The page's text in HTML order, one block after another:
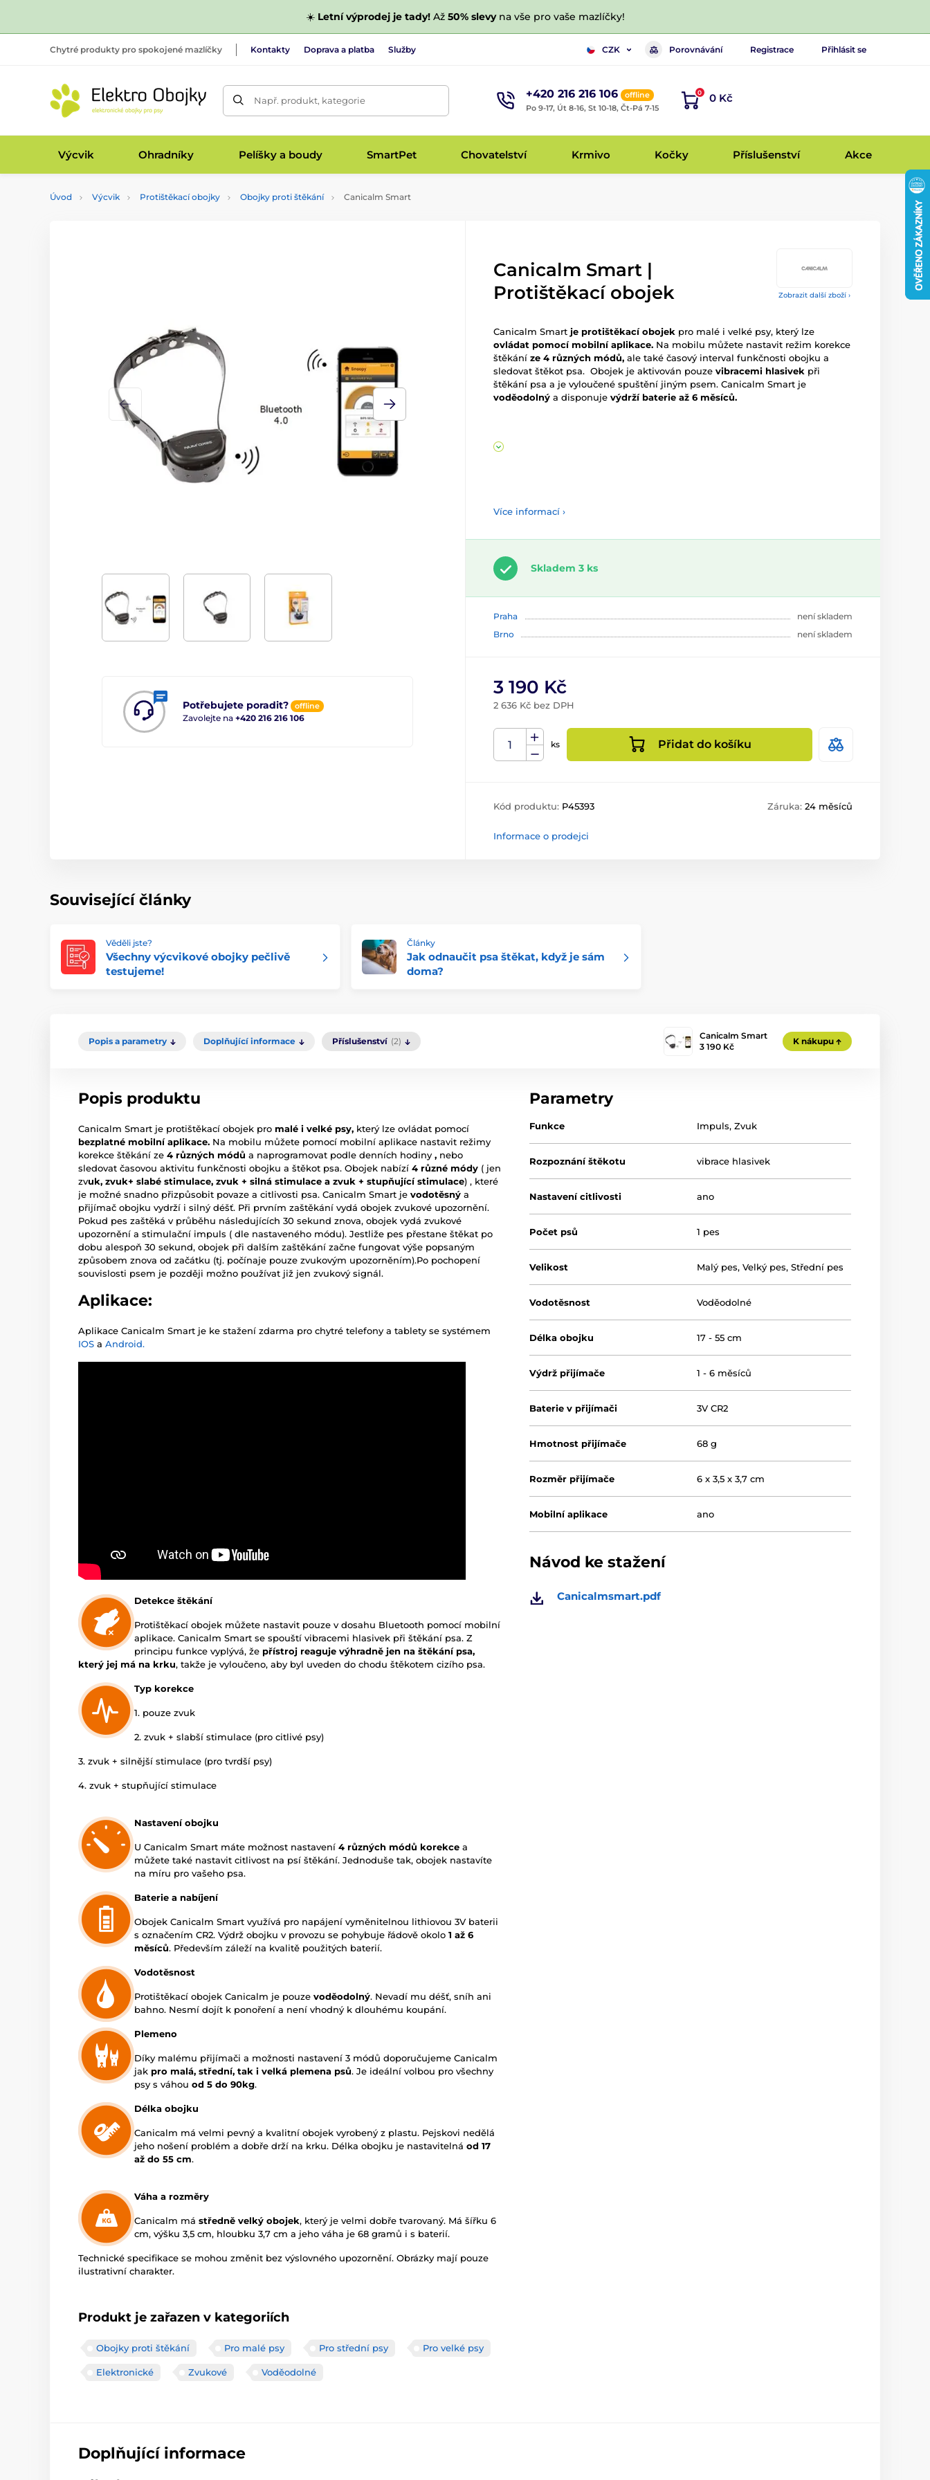
☀️ Letní výprodej je tady!Až 50% slevyna vše pro vaše mazlíčky!
Chytré produkty pro spokojené mazlíčky Kontakty Doprava a platba Služby CZK Porovnávání Registrace Přihlásit se
Např. produkt, kategorie +420 216 216 106
offline
Po 9-17, Út 8-16, St 10-18, Čt-Pá 7-15
0 0 Kč
Výcvik Ohradníky Pelíšky a boudy SmartPet Chovatelství Krmivo Kočky Příslušenství Akce
Úvod Výcvik Protištěkací obojky Obojky proti štěkání Canicalm Smart
Zobrazit další zboží ›
Potřebujete poradit? offline
Zavolejte na +420 216 216 106
Canicalm Smart |
Protištěkací obojek
Canicalm Smart je protištěkací obojek pro malé i velké psy, který lze
ovládat pomocí mobilní aplikace. Na mobilu můžete nastavit režim korekce
štěkání ze 4 různých módů, ale také časový interval funkčnosti obojku a
sledovat štěkot psa. Obojek je aktivován pouze vibracemi hlasivek při
štěkání psa a je vyloučené spuštění jiným psem. Canicalm Smart je
voděodolný a disponuje výdrží baterie až 6 měsíců.
Více informací ›
Skladem 3 ks
Praha
není skladem
Brno
není skladem
3 190 Kč
2 636 Kč bez DPH
ks Přidat do košíku
Kód produktu: P45393 Záruka: 24 měsíců
Informace o prodejci
Související články
Věděli jste?
Všechny výcvikové obojky pečlivě
testujeme!
Články
Jak odnaučit psa štěkat, když je sám
doma?
Popis a parametry Doplňující informace Příslušenství (2)
Canicalm Smart
3 190 Kč
K nákupu
Popis produktu
Canicalm Smart je protištěkací obojek pro malé i velké psy, který lze ovládat pomocí
bezplatné mobilní aplikace. Na mobilu můžete pomocí mobilní aplikace nastavit režimy
korekce štěkání ze 4 různých módů a naprogramovat podle denních hodiny , nebo
sledovat časovou aktivitu funkčnosti obojku a štěkot psa. Obojek nabízí 4 různé módy ( jen
zvuk, zvuk+ slabé stimulace, zvuk + silná stimulace a zvuk + stupňující stimulace) , které
je možné snadno přizpůsobit povaze a citlivosti psa. Canicalm Smart je vodotěsný a
přijímač obojku vydrží i silný déšť. Při prvním zaštěkání vydá obojek zvukové upozornění.
Pokud pes zaštěká v průběhu následujících 30 sekund znova, obojek vydá zvukové
upozornění a stimulační impuls ( dle nastaveného módu). Jestliže pes přestane štěkat po
dobu alespoň 30 sekund, obojek při dalším zaštěkání začne fungovat výše popsaným
způsobem znova od začátku (tj. počínaje pouze zvukovým upozorněním).Po pochopení
souvislosti psem je později možno používat již jen zvukový signál.
Aplikace:
Aplikace Canicalm Smart je ke stažení zdarma pro chytré telefony a tablety se systémem
IOS a Android.
Detekce štěkání
Protištěkací obojek můžete nastavit pouze v dosahu Bluetooth pomocí mobilní
aplikace. Canicalm Smart se spouští vibracemi hlasivek při štěkání psa. Z
principu funkce vyplývá, že přístroj reaguje výhradně jen na štěkání psa,
který jej má na krku, takže je vyloučeno, aby byl uveden do chodu štěkotem cizího psa.
Typ korekce
1. pouze zvuk
2. zvuk + slabší stimulace (pro citlivé psy)
3. zvuk + silnější stimulace (pro tvrdší psy)
4. zvuk + stupňující stimulace
Nastavení obojku
U Canicalm Smart máte možnost nastavení 4 různých módů korekce a
můžete také nastavit citlivost na psí štěkání. Jednoduše tak, obojek nastavíte
na míru pro vašeho psa.
Baterie a nabíjení
Obojek Canicalm Smart využívá pro napájení vyměnitelnou lithiovou 3V baterii
s označením CR2. Výdrž obojku v provozu se pohybuje řádově okolo 1 až 6
měsíců. Především záleží na kvalitě použitých baterií.
Vodotěsnost
Protištěkací obojek Canicalm je pouze voděodolný. Nevadí mu déšť, sníh ani
bahno. Nesmí dojít k ponoření a není vhodný k dlouhému koupání.
Plemeno
Díky malému přijímači a možnosti nastavení 3 módů doporučujeme Canicalm
jak pro malá, střední, tak i velká plemena psů. Je ideální volbou pro všechny
psy s váhou od 5 do 90kg.
Délka obojku
Canicalm má velmi pevný a kvalitní obojek vyrobený z plastu. Pejskovi nedělá
jeho nošení problém a dobře drží na krku. Délka obojku je nastavitelná od 17
až do 55 cm.
Váha a rozměry
Canicalm má středně velký obojek, který je velmi dobře tvarovaný. Má šířku 6
cm, výšku 3,5 cm, hloubku 3,7 cm a jeho váha je 68 gramů i s baterií.
Technické specifikace se mohou změnit bez výslovného upozornění. Obrázky mají pouze
ilustrativní charakter.
Produkt je zařazen v kategoriích
Obojky proti štěkání Pro malé psy Pro střední psy Pro velké psy
Elektronické Zvukové Voděodolné
Parametry
Funkce Impuls,Zvuk
Rozpoznání štěkotu vibrace hlasivek
Nastavení citlivosti ano
Počet psů 1 pes
Velikost Malý pes,Velký pes,Střední pes
Vodotěsnost Voděodolné
Délka obojku 17 - 55 cm
Výdrž přijímače 1 - 6 měsíců
Baterie v přijímači 3V CR2
Hmotnost přijímače 68 g
Rozměr přijímače 6 x 3,5 x 3,7 cm
Mobilní aplikace ano
Návod ke stažení
Canicalmsmart.pdf
Doplňující informace